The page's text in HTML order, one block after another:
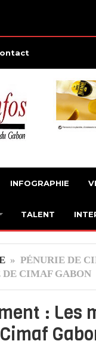
INFOGRAPHIE
TALENT
» PÉNURIE DE
DE CIMAF GABON
: Les